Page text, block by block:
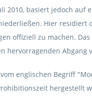
2010, basiert jedoch
Hier residiert
offiziell zu machen.
hervorragenden Abgang
englischen Begriff
hergestellt